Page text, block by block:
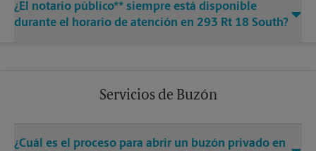
¿El notario público** siempre está disponible
durante el horario de atención en 293 Rt 18 South?
Servicios de Buzón
¿Cuál es el proceso para abrir un buzón privado en